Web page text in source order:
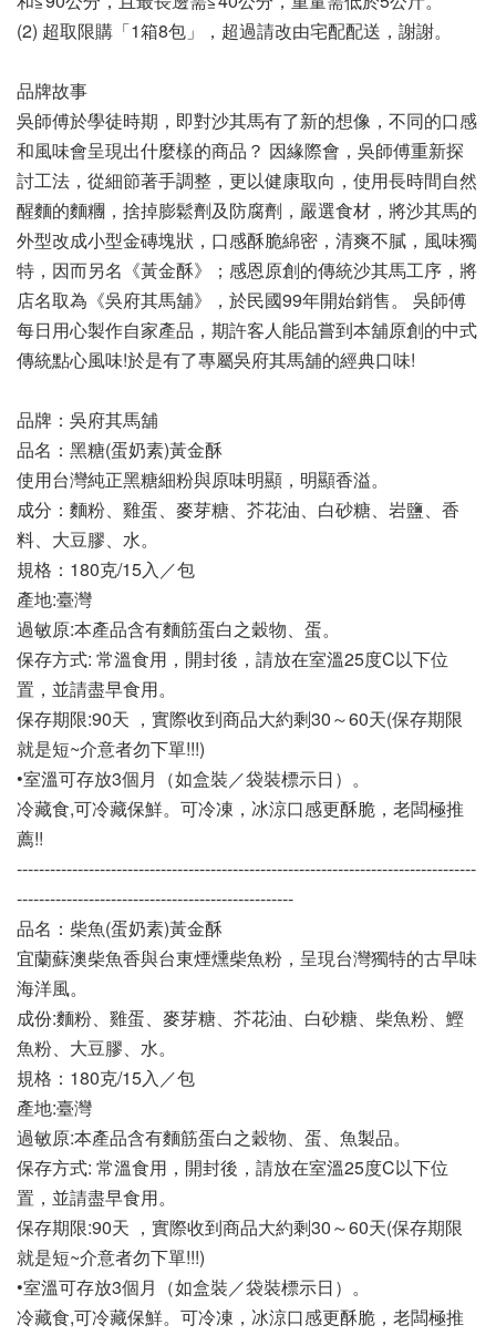
(2) 超取限購「1箱8包」，超過請改由宅配配送，謝謝。
品牌故事
吳師傅於學徒時期，即對沙其馬有了新的想像，不同的口感
和風味會呈現出什麼樣的商品？ 因緣際會，吳師傅重新探
討工法，從細節著手調整，更以健康取向，使用長時間自然
醒麵的麵糰，捨掉膨鬆劑及防腐劑，嚴選食材，將沙其馬的
外型改成小型金磚塊狀，口感酥脆綿密，清爽不膩，風味獨
特，因而另名《黃金酥》；感恩原創的傳統沙其馬工序，將
店名取為《吳府其馬舖》，於民國99年開始銷售。 吳師傅
每日用心製作自家產品，期許客人能品嘗到本舖原創的中式
傳統點心風味!於是有了專屬吳府其馬舖的經典口味!
品牌：吳府其馬舖
品名：黑糖(蛋奶素)黃金酥
使用台灣純正黑糖細粉與原味明顯，明顯香溢。
成分：麵粉、雞蛋、麥芽糖、芥花油、白砂糖、岩鹽、香
料、大豆膠、水。
規格：180克/15入／包
產地:臺灣
過敏原:本產品含有麵筋蛋白之穀物、蛋。
保存方式: 常溫食用，開封後，請放在室溫25度C以下位
置，並請盡早食用。
保存期限:90天 ，實際收到商品大約剩30～60天(保存期限
就是短~介意者勿下單!!!)
•室溫可存放3個月（如盒裝／袋裝標示日）。
冷藏食,可冷藏保鮮。可冷凍，冰涼口感更酥脆，老闆極推
薦!!
-----------------------------------------------------------------------------------
--------------------------------------------------
品名：柴魚(蛋奶素)黃金酥
宜蘭蘇澳柴魚香與台東煙燻柴魚粉，呈現台灣獨特的古早味
海洋風。
成份:麵粉、雞蛋、麥芽糖、芥花油、白砂糖、柴魚粉、鰹
魚粉、大豆膠、水。
規格：180克/15入／包
產地:臺灣
過敏原:本產品含有麵筋蛋白之穀物、蛋、魚製品。
保存方式: 常溫食用，開封後，請放在室溫25度C以下位
置，並請盡早食用。
保存期限:90天 ，實際收到商品大約剩30～60天(保存期限
就是短~介意者勿下單!!!)
•室溫可存放3個月（如盒裝／袋裝標示日）。
冷藏食,可冷藏保鮮。可冷凍，冰涼口感更酥脆，老闆極推